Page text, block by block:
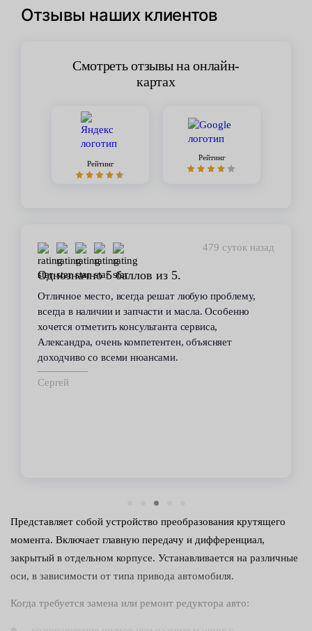
Отзывы наших клиентов
Смотреть отзывы на онлайн-
картах
Рейтинг
Рейтинг
479 суток назад
Однозначно 5 баллов из 5.
Отличное место, всегда решат любую проблему,
всегда в наличии и запчасти и масла. Особенно
хочется отметить консультанта сервиса,
Александра, очень компетентен, объясняет
доходчиво со всеми нюансами.
Сергей
Представляет собой устройство преобразования крутящего
момента. Включает главную передачу и дифференциал,
закрытый в отдельном корпусе. Устанавливается на различные
оси, в зависимости от типа привода автомобиля.
Когда требуется замена или ремонт редуктора авто: